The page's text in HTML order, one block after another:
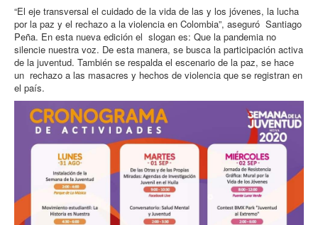
“El eje transversal el cuidado de la vida de las y los jóvenes, la lucha
por la paz y el rechazo a la violencia en Colombia”, aseguró Santiago
Peña. En esta nueva edición el slogan es: Que la pandemia no
silencie nuestra voz. De esta manera, se busca la participación activa
de la juventud. También se respalda el escenario de la paz, se hace
un rechazo a las masacres y hechos de violencia que se registran en
el país.